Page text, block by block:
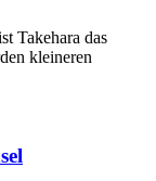
Takehara das
kleineren